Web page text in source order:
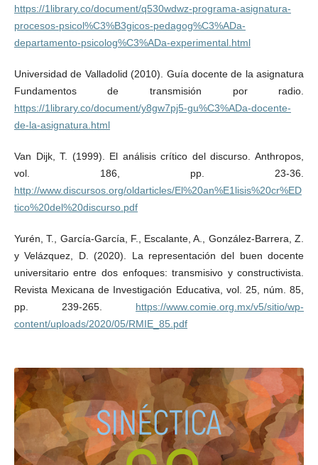
https://1library.co/document/q530wdwz-programa-asignatura-
procesos-psicol%C3%B3gicos-pedagog%C3%ADa-
departamento-psicolog%C3%ADa-experimental.html
Universidad de Valladolid (2010). Guía docente de la asignatura
Fundamentos de transmisión por radio.
https://1library.co/document/y8gw7pj5-gu%C3%ADa-docente-
de-la-asignatura.html
Van Dijk, T. (1999). El análisis crítico del discurso. Anthropos,
vol. 186, pp. 23-36.
http://www.discursos.org/oldarticles/El%20an%E1lisis%20cr%ED
tico%20del%20discurso.pdf
Yurén, T., García-García, F., Escalante, A., González-Barrera, Z.
y Velázquez, D. (2020). La representación del buen docente
universitario entre dos enfoques: transmisivo y constructivista.
Revista Mexicana de Investigación Educativa, vol. 25, núm. 85,
pp. 239-265. https://www.comie.org.mx/v5/sitio/wp-
content/uploads/2020/05/RMIE_85.pdf